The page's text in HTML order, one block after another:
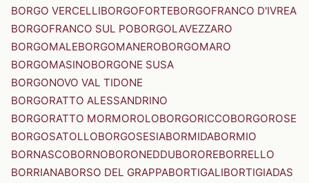
BORGO VERCELLIBORGOFORTEBORGOFRANCO D'IVREA
BORGOFRANCO SUL POBORGOLAVEZZARO
BORGOMALEBORGOMANEROBORGOMARO
BORGOMASINOBORGONE SUSA
BORGONOVO VAL TIDONE
BORGORATTO ALESSANDRINO
BORGORATTO MORMOROLOBORGORICCOBORGOROSE
BORGOSATOLLOBORGOSESIABORMIDABORMIO
BORNASCOBORNOBORONEDDUBOROREBORRELLO
BORRIANABORSO DEL GRAPPABORTIGALIBORTIGIADAS